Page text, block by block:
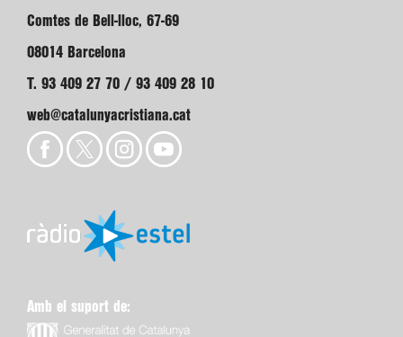
Comtes de Bell-lloc, 67-69
08014 Barcelona
T. 93 409 27 70 / 93 409 28 10
web@catalunyacristiana.cat
Amb el suport de: